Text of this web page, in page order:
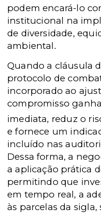
podem encará-lo
institucional na
de diversidade,
ambiental.
Quando a cláusula
protocolo de
incorporado ao
compromisso
imediata, reduz o
e fornece um
incluído nas
Dessa forma, a
a aplicação prática
permitindo que
em tempo real, a
às parcelas da